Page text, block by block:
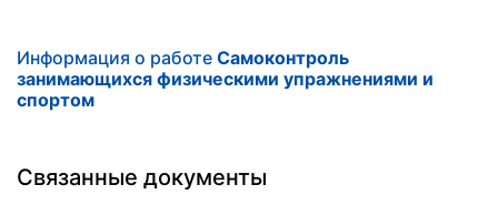
Информация о работе Самоконтроль
занимающихся физическими упражнениями и
спортом
Связанные документы